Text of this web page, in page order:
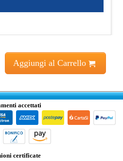
Aggiungi al Carrello
accettati
certificate